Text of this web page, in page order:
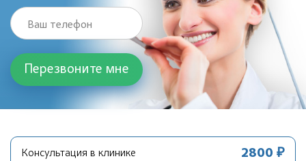
Ваш телефон
Консультация в клинике 2800 ₽